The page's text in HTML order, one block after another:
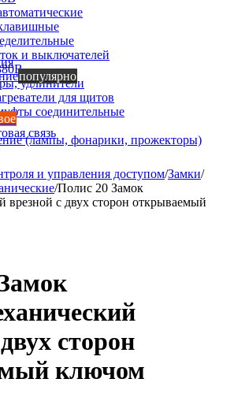
и выключателей
удлинители
для щитов
соединительные
(лампы, фонарики, прожекторы)
популярно
связь
и управления доступом/Замки/
/Полис 20 Замок
врезной с двух сторон открываемый
сторон
ключом